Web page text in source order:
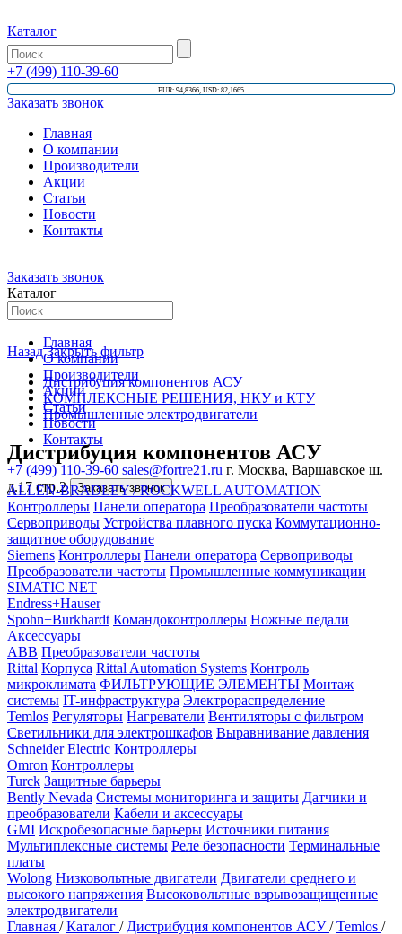
Каталог
+7 (499) 110-39-60
EUR: 94,8366, USD: 82,1665
Заказать звонок
Главная
О компании
Производители
Акции
Статьи
Новости
Контакты
Заказать звонок
Каталог
Главная
О компании
Производители
Акции
Статьи
Новости
Контакты
+7 (499) 110-39-60 sales@fortre21.ru г. Москва, Варшавское ш.
д.17 стр.2
Заказать звонок
Назад Закрыть фильтр
Дистрибуция компонентов АСУ
КОМПЛЕКСНЫЕ РЕШЕНИЯ, НКУ и КТУ
Промышленные электродвигатели
Дистрибуция компонентов АСУ
ALLEN-BRADLEY / ROCKWELL AUTOMATION
Контроллеры Панели оператора Преобразователи частоты
Сервоприводы Устройства плавного пуска Коммутационно-
защитное оборудование
Siemens Контроллеры Панели оператора Сервоприводы
Преобразователи частоты Промышленные коммуникации
SIMATIC NET
Endress+Hauser
Spohn+Burkhardt Командоконтроллеры Ножные педали
Аксессуары
ABB Преобразователи частоты
Rittal Корпуса Rittal Automation Systems Контроль
микроклимата ФИЛЬТРУЮЩИЕ ЭЛЕМЕНТЫ Монтаж
системы IT-инфраструктура Электрораспределение
Temlos Регуляторы Нагреватели Вентиляторы с фильтром
Светильники для электрошкафов Выравнивание давления
Schneider Electric Контроллеры
Omron Контроллеры
Turck Защитные барьеры
Bently Nevada Системы мониторинга и защиты Датчики и
преобразователи Кабели и аксессуары
GMI Искробезопасные барьеры Источники питания
Мультиплексные системы Реле безопасности Терминальные
платы
Wolong Низковольтные двигатели Двигатели среднего и
высокого напряжения Высоковольтные взрывозащищенные
электродвигатели
Главная / Каталог / Дистрибуция компонентов АСУ / Temlos /